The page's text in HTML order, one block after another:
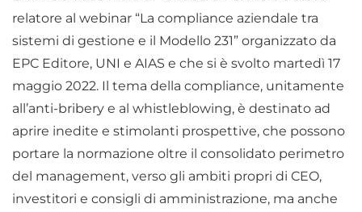
relatore al webinar “La compliance aziendale tra
sistemi di gestione e il Modello 231” organizzato da
EPC Editore, UNI e AIAS e che si è svolto martedì 17
maggio 2022. Il tema della compliance, unitamente
all’anti-bribery e al whistleblowing, è destinato ad
aprire inedite e stimolanti prospettive, che possono
portare la normazione oltre il consolidato perimetro
del management, verso gli ambiti propri di CEO,
investitori e consigli di amministrazione, ma anche